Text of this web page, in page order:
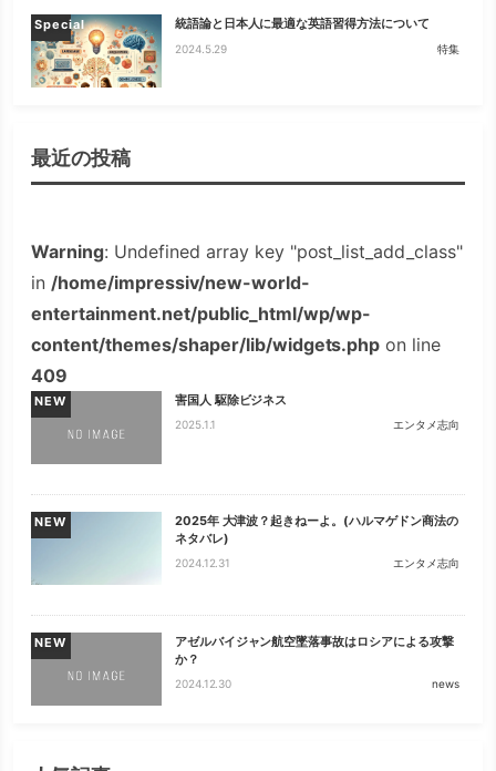
Special 統語論と日本人に最適な英語習得方法について
2024.5.29 特集
最近の投稿
Warning: Undefined array key "post_list_add_class"
in /home/impressiv/new-world-
entertainment.net/public_html/wp/wp-
content/themes/shaper/lib/widgets.php on line
409
NEW 害国人 駆除ビジネス
2025.1.1 エンタメ志向
NEW
2025年 大津波？起きねーよ。(ハルマゲドン商法の
ネタバレ)
2024.12.31 エンタメ志向
NEW
アゼルバイジャン航空墜落事故はロシアによる攻撃
か？
2024.12.30 news